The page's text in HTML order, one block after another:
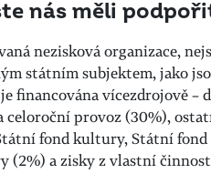
nás měli
nezisková organizace,
státním subjektem, jako
financována vícezdrojově
celoroční provoz (30%),
fond kultury, Státní fond
(2%) a zisky z vlastní